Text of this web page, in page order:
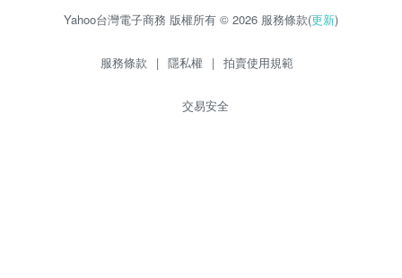
Yahoo台灣電子商務 版權所有 © 2026 服務條款(更新)
服務條款 | 隱私權 | 拍賣使用規範
交易安全